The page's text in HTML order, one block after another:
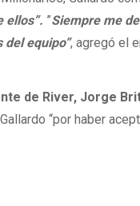
ellos”. ”Siempre me
del equipo”, agregó el
de River, Jorge
“por haber